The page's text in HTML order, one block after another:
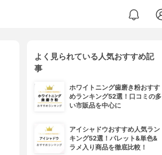
よく見られている人気おすすめ記
事
ホワイトニング歯磨き粉おすす
めランキング52選！口コミの多
い市販品を中心に
アイシャドウおすすめ人気ラン
キング52選！パレット&単色&
ラメ入り商品を徹底比較！